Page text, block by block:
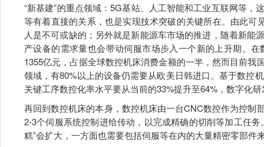
“新基建”的重点领域：5G基站、人工智能和工业互联网等
等有着直接的关系，也是实现技术突破的关键所在。由此可
人是不可或缺的；另外就是新能源车市场的推进，随着新
产设备的需求量也会带动伺服市场步入一个新的上升期。
1355亿元，占据全球数控机床消费金额的一半，然而目前
领域，有80%以上的设备仍需要从欧美日韩进口。基于数控
关键工序数控化率水平要从当前的33%提升至64%，数字化
再回到数控机床的本身，数控机床由一台CNC数控作为控制
2-3个伺服系统控制进给传动，以完成精确的切削等加工任
糕”会扩大，一方面也需要包括伺服等在内的大量精密零部件